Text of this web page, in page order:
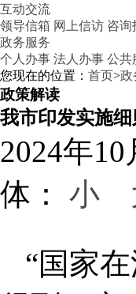
互动交流
领导信箱 网上信访 咨询
政务服务
个人办事 法人办事 公共
您现在的位置： 首页>政
政策解读
我市印发实施
2024年10
体： 小
“国家